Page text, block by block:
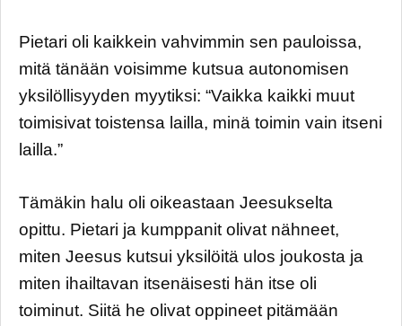
Pietari oli kaikkein vahvimmin sen pauloissa,
mitä tänään voisimme kutsua autonomisen
yksilöllisyyden myytiksi: “Vaikka kaikki muut
toimisivat toistensa lailla, minä toimin vain itseni
lailla.”
Tämäkin halu oli oikeastaan Jeesukselta
opittu. Pietari ja kumppanit olivat nähneet,
miten Jeesus kutsui yksilöitä ulos joukosta ja
miten ihailtavan itsenäisesti hän itse oli
toiminut. Siitä he olivat oppineet pitämään